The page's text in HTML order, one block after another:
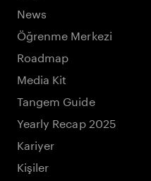
News
Öğrenme Merkezi
Roadmap
Media Kit
Tangem Guide
Yearly Recap 2025
Kariyer
Kişiler